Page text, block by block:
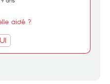
aidé ?